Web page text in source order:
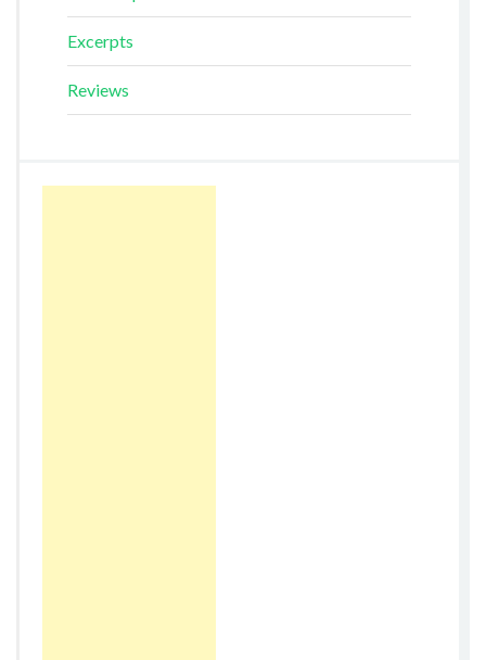
Excerpts
Reviews